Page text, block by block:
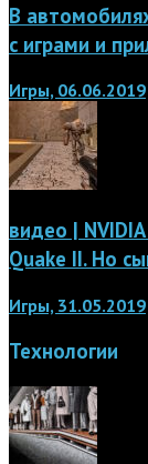
В
с играми и
Игры, 06.06.2019
видео |
Quake II. Но
Игры, 31.05.2019
Технологии